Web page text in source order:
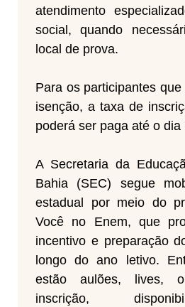
atendimento
social, quando
local de prova.
Para os participantes
isenção, a taxa de
poderá ser paga até o dia
A Secretaria da
Bahia (SEC) segue
estadual por meio do
Você no Enem, que
incentivo e preparação
longo do ano letivo.
estão aulões, lives,
inscrição,